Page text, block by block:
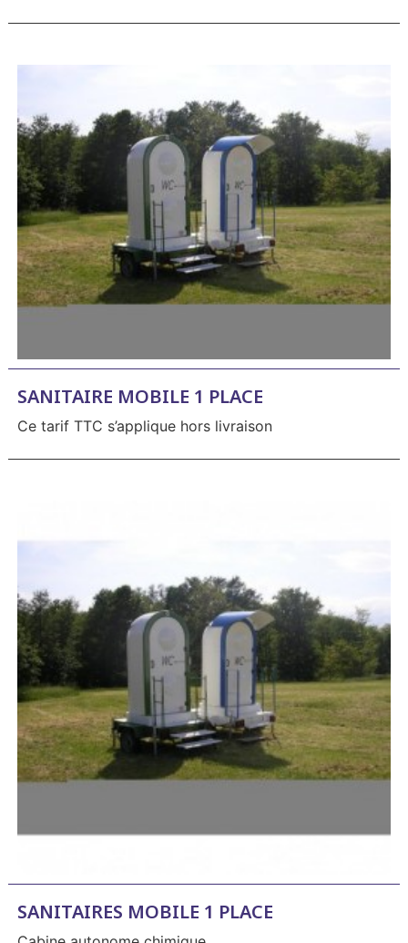
SANITAIRE MOBILE 1 PLACE
Ce tarif TTC s’applique hors livraison
SANITAIRES MOBILE 1 PLACE